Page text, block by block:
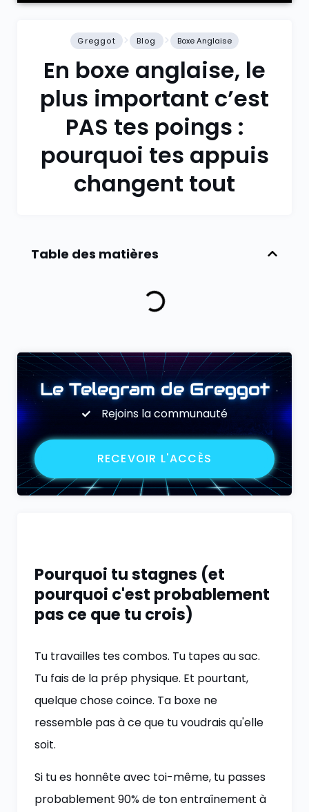
Greggot Blog Boxe Anglaise
En boxe anglaise, le
plus important c’est
PAS tes poings :
pourquoi tes appuis
changent tout
Pourquoi tu stagnes (et
pourquoi c'est probablement
pas ce que tu crois)
Tu travailles tes combos. Tu tapes au sac.
Tu fais de la prép physique. Et pourtant,
quelque chose coince. Ta boxe ne
ressemble pas à ce que tu voudrais qu'elle
soit.
Si tu es honnête avec toi-même, tu passes
probablement 90% de ton entraînement à
Table des matières
Le Telegram de Greggot
Rejoins la communauté
RECEVOIR L'ACCÈS